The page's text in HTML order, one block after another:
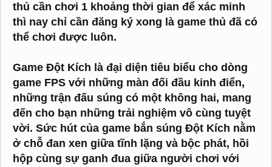
thủ cần chơi 1 khoảng thời gian để xác minh
thì nay chỉ cần đăng ký xong là game thủ đã có
thể chơi được luôn.
Game Đột Kích là đại diện tiêu biểu cho dòng
game FPS với những màn đối đầu kinh điển,
những trận đấu súng có một không hai, mang
đến cho bạn những trải nghiệm vô cùng tuyệt
vời. Sức hút của game bắn súng Đột Kích nằm
ở chỗ đan xen giữa tĩnh lặng và bộc phát, hồi
hộp cùng sự ganh đua giữa người chơi với